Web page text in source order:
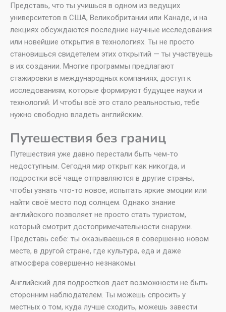
Представь, что ты учишься в одном из ведущих
университетов в США, Великобритании или Канаде, и на
лекциях обсуждаются последние научные исследования
или новейшие открытия в технологиях. Ты не просто
становишься свидетелем этих открытий — ты участвуешь
в их создании. Многие программы предлагают
стажировки в международных компаниях, доступ к
исследованиям, которые формируют будущее науки и
технологий. И чтобы всё это стало реальностью, тебе
нужно свободно владеть английским.
Путешествия без границ
Путешествия уже давно перестали быть чем-то
недоступным. Сегодня мир открыт как никогда, и
подростки всё чаще отправляются в другие страны,
чтобы узнать что-то новое, испытать яркие эмоции или
найти своё место под солнцем. Однако знание
английского позволяет не просто стать туристом,
который смотрит достопримечательности снаружи.
Представь себе: ты оказываешься в совершенно новом
месте, в другой стране, где культура, еда и даже
атмосфера совершенно незнакомы.
Английский для подростков дает возможности не быть
сторонним наблюдателем. Ты можешь спросить у
местных о том, куда лучше сходить, можешь завести